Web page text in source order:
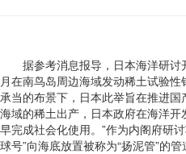
据参考消息报导，日本海洋研讨
月在南鸟岛周边海域发动稀土试验
承当的布景下，日本此举旨在推进
海域的稀土出产，日本政府在海洋
早完成社会化使用。”作为内阁府研
球号”向海底放置被称为“扬泥管”的